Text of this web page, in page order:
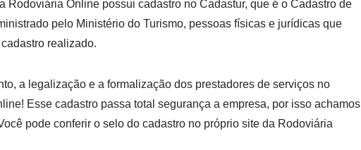
Rodoviária Online possui cadastro no Cadastur, que é o Cadastro de
pelo Ministério do Turismo, pessoas físicas e jurídicas que
realizado.
a legalização e a formalização dos prestadores de serviços no
Esse cadastro passa total segurança a empresa, por isso achamos
pode conferir o selo do cadastro no próprio site da Rodoviária